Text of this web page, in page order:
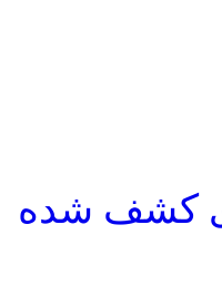
کشف شده